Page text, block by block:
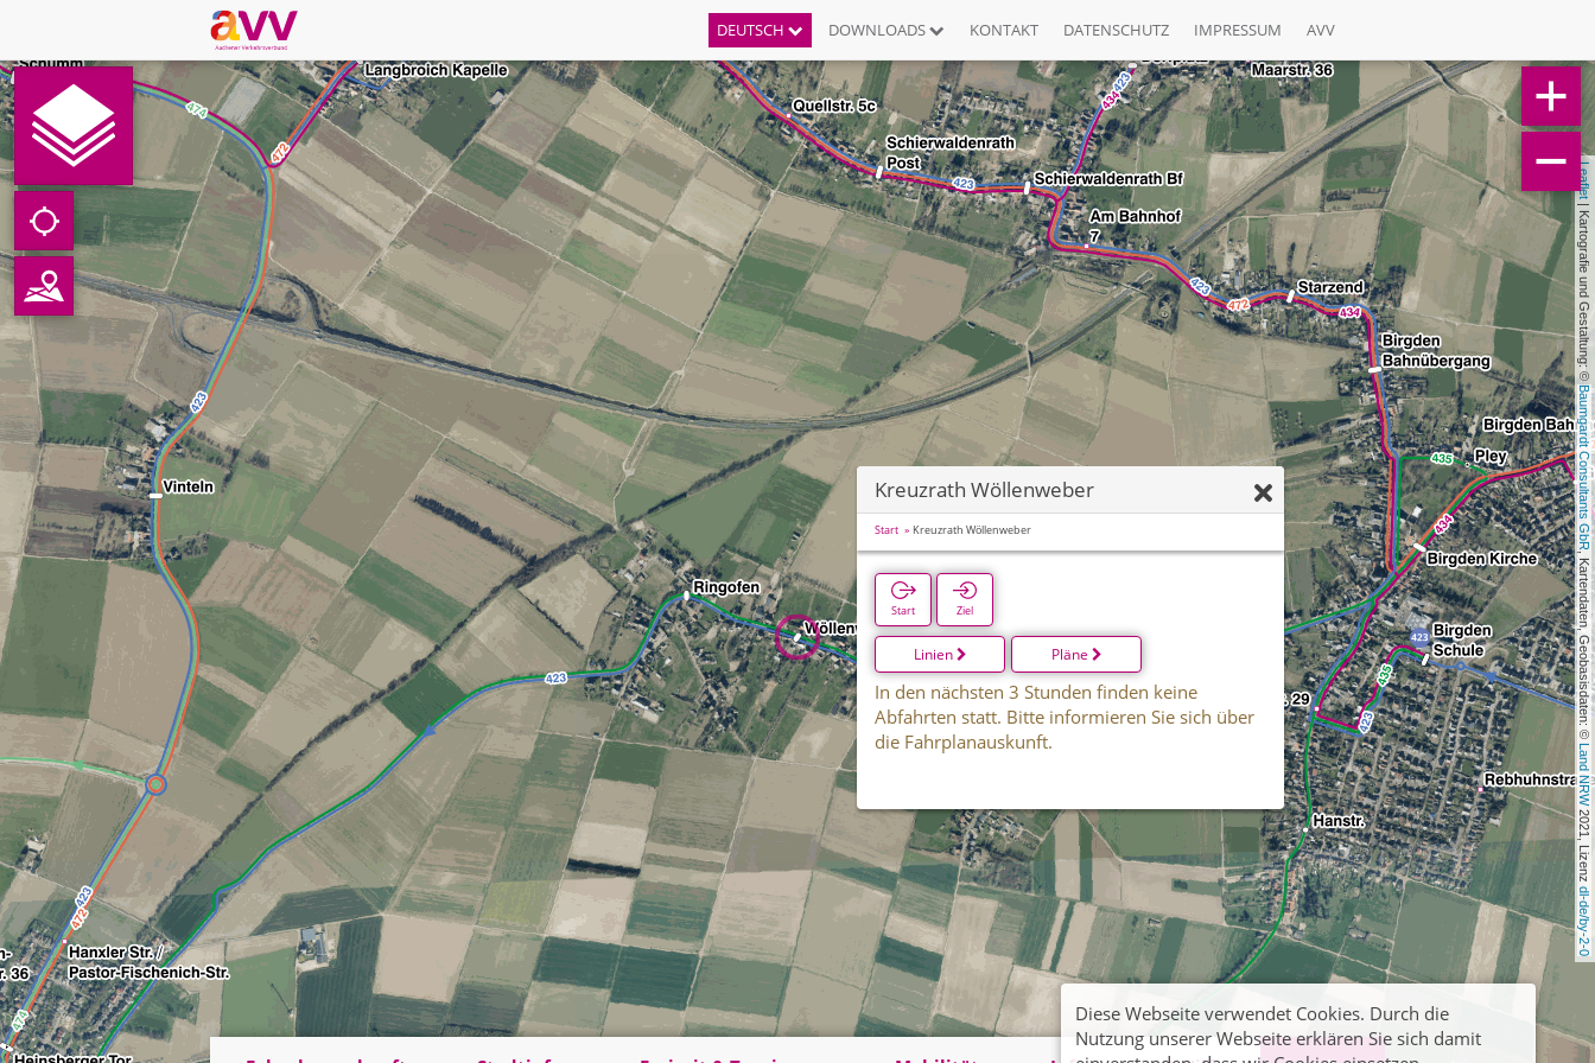
DEUTSCH DOWNLOADS KONTAKT DATENSCHUTZ IMPRESSUM AVV
Leaflet
| Kartografie und Gestaltung: ©
Baumgardt Consultants GbR
, Kartendaten, Geobasisdaten: ©
Land NRW
2021, Lizenz
dl-de/by-2-0
Kreuzrath Wöllenweber
Start Kreuzrath Wöllenweber
Start Ziel
Linien Pläne
In den nächsten 3 Stunden finden keine
Abfahrten statt. Bitte informieren Sie sich über
die Fahrplanauskunft.
Diese Webseite verwendet Cookies. Durch die
Nutzung unserer Webseite erklären Sie sich damit